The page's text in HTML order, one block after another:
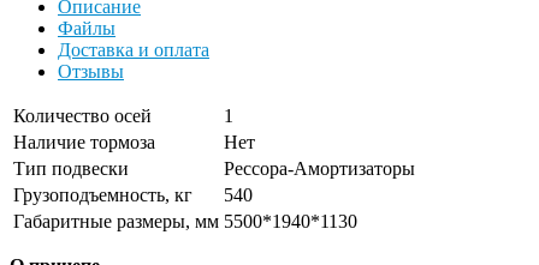
Описание
Файлы
Доставка и оплата
Отзывы
Количество осей
1
Наличие тормоза
Нет
Тип подвески
Рессора-Амортизаторы
Грузоподъемность, кг
540
Габаритные размеры, мм 5500*1940*1130